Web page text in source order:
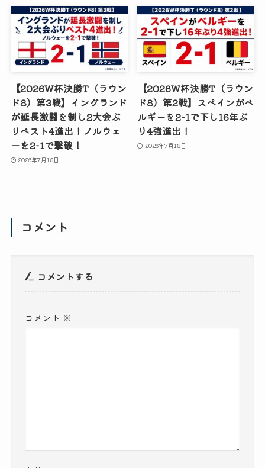
【2026W杯決勝T（ラウン
ド8）第3戦】イングランド
が延長激闘を制し2大会ぶ
りベスト4進出！ノルウェ
ーを2-1で撃破！
2026年7月13日
【2026W杯決勝T（ラウン
ド8）第2戦】スペインがベ
ルギーを2-1で下し16年ぶ
り4強進出！
2026年7月13日
コメント
コメントする
コメント ※